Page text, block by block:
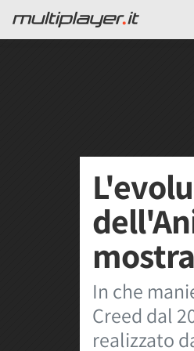
In che
Creed dal
realizzato